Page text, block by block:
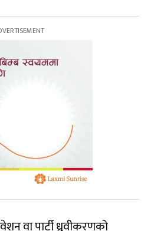
वा पार्टी ध्रुवीकरणको